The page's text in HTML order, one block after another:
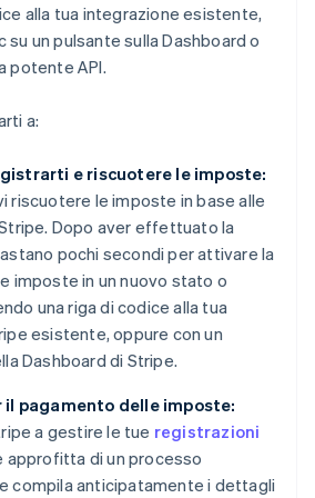
alla tua integrazione esistente,
su un pulsante sulla Dashboard o
potente API.
a:
e riscuotere le imposte:
riscuotere le imposte in base alle
Dopo aver effettuato la
pochi secondi per attivare la
imposte in un nuovo stato o
una riga di codice alla tua
esistente, oppure con un
Dashboard di Stripe.
pagamento delle imposte:
a gestire le tue registrazioni
approfitta di un processo
compila anticipatamente i dettagli